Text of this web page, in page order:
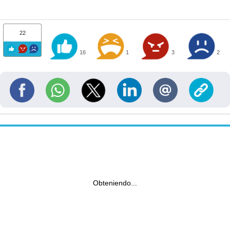
22
16 1 3 2
Obteniendo...